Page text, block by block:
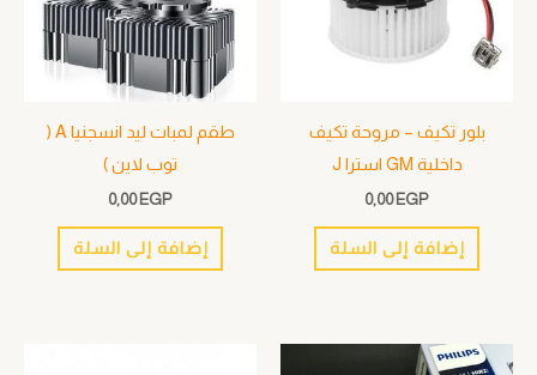
بلور تكيف – مروحة تكيف
داخلية GM استرا J
0,00 EGP
إضافة إلى السلة
طقم لمبات ليد انسجنيا A (
توب لاين )
0,00 EGP
إضافة إلى السلة